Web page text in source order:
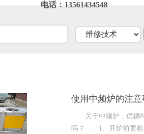
电话：13561434548
使用中频炉的注意
关于中频炉，优德88
吗？ 1、开炉前要检